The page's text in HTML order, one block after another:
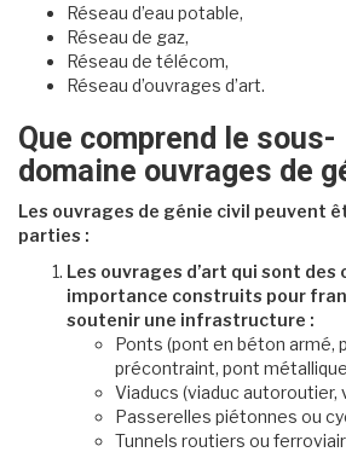
Réseau d’eau potable,
Réseau de gaz,
Réseau de télécom,
Réseau d’ouvrages d’art.
Que comprend le sous-
domaine ouvrages de
Les ouvrages de génie civil peuvent
parties :
Les ouvrages d’art qui sont des
importance construits pour
soutenir une infrastructure :
Ponts (pont en béton armé,
précontraint, pont
Viaducs (viaduc autoroutier,
Passerelles piétonnes ou
Tunnels routiers ou